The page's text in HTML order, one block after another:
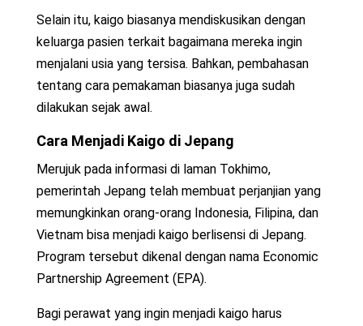
Selain itu, kaigo biasanya mendiskusikan dengan
keluarga pasien terkait bagaimana mereka ingin
menjalani usia yang tersisa. Bahkan, pembahasan
tentang cara pemakaman biasanya juga sudah
dilakukan sejak awal.
Cara Menjadi Kaigo di Jepang
Merujuk pada informasi di laman Tokhimo,
pemerintah Jepang telah membuat perjanjian yang
memungkinkan orang-orang Indonesia, Filipina, dan
Vietnam bisa menjadi kaigo berlisensi di Jepang.
Program tersebut dikenal dengan nama Economic
Partnership Agreement (EPA).
Bagi perawat yang ingin menjadi kaigo harus